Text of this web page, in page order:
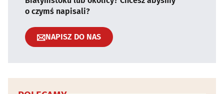
o czymś napisali?
NAPISZ DO NAS